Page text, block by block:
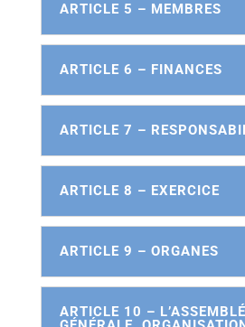
ARTICLE 5 – MEMBRES
ARTICLE 6 – FINANCES
ARTICLE 7 –
ARTICLE 8 – EXERCICE
ARTICLE 9 – ORGANES
ARTICLE 10 –